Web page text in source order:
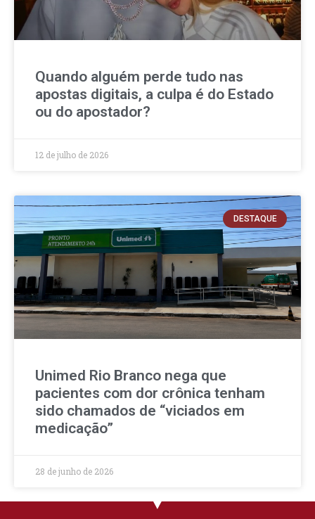
Quando alguém perde tudo nas
apostas digitais, a culpa é do Estado
ou do apostador?
12 de julho de 2026
DESTAQUE
Unimed Rio Branco nega que
pacientes com dor crônica tenham
sido chamados de “viciados em
medicação”
28 de junho de 2026